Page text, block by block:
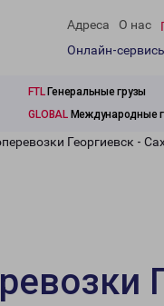
Адреса О нас
Онлайн-
FTLГенеральные грузы
GLOBALМеждународные
Георгиевск -